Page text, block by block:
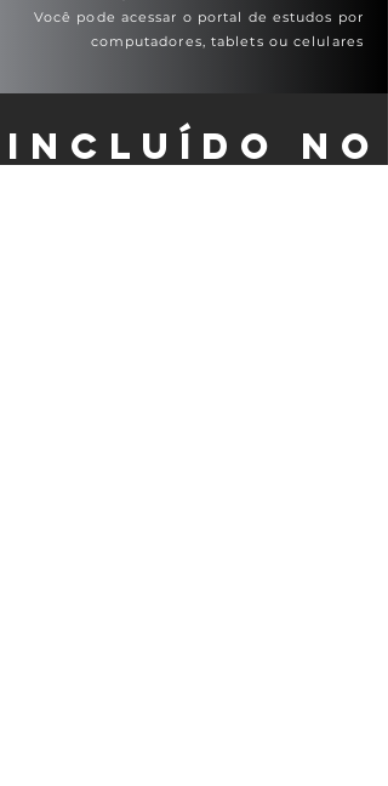
Você pode acessar o portal de estudos por
computadores, tablets ou celulares
incluído NO
PACOTE: